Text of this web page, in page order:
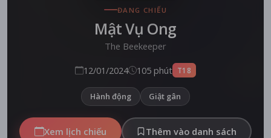
ĐANG CHIẾU
Mật Vụ Ong
The Beekeeper
12/01/2024 105 phút T18
Hành động Giật gân
Xem lịch chiếu Thêm vào danh sách